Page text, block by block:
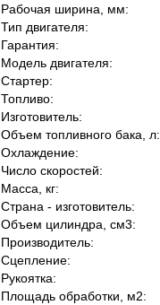
Рабочая ширина, мм:
Тип двигателя:
Гарантия:
Модель двигателя:
Стартер:
Топливо:
Изготовитель:
Объем топливного бака, л:
Охлаждение:
Число скоростей:
Масса, кг:
Страна - изготовитель:
Объем цилиндра, см3:
Производитель:
Сцепление:
Рукоятка:
Площадь обработки, м2: